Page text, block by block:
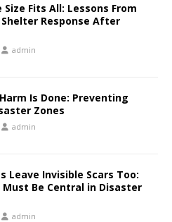
Size Fits All: Lessons From
Shelter Response After
admin
Is Done: Preventing
Zones
admin
Leave Invisible Scars Too:
Must Be Central in Disaster
admin